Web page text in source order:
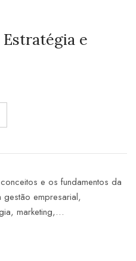
e
e os fundamentos da
empresarial,
marketing,…